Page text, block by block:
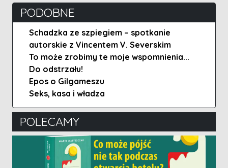
PODOBNE
Schadzka ze szpiegiem – spotkanie
autorskie z Vincentem V. Severskim
To może zrobimy te moje wspomnienia...
Do odstrzału!
Epos o Gilgameszu
Seks, kasa i władza
POLECAMY